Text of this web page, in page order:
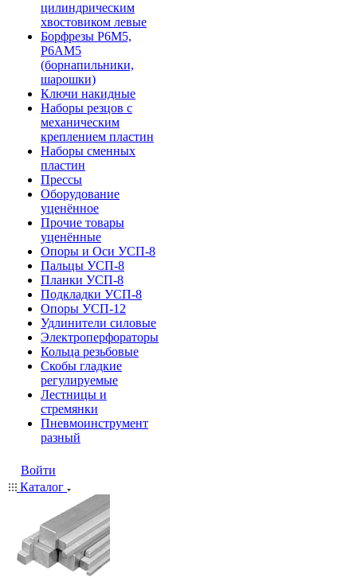
цилиндрическим
хвостовиком левые
Борфрезы Р6М5,
Р6АМ5
(борнапильники,
шарошки)
Ключи накидные
Наборы резцов с
механическим
креплением пластин
Наборы сменных
пластин
Прессы
Оборудование
уценённое
Прочие товары
уценённые
Опоры и Оси УСП-8
Пальцы УСП-8
Планки УСП-8
Подкладки УСП-8
Опоры УСП-12
Удлинители силовые
Электроперфораторы
Кольца резьбовые
Скобы гладкие
регулируемые
Лестницы и
стремянки
Пневмоинструмент
разный
Войти
Каталог